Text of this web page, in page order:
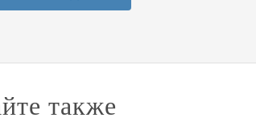
также